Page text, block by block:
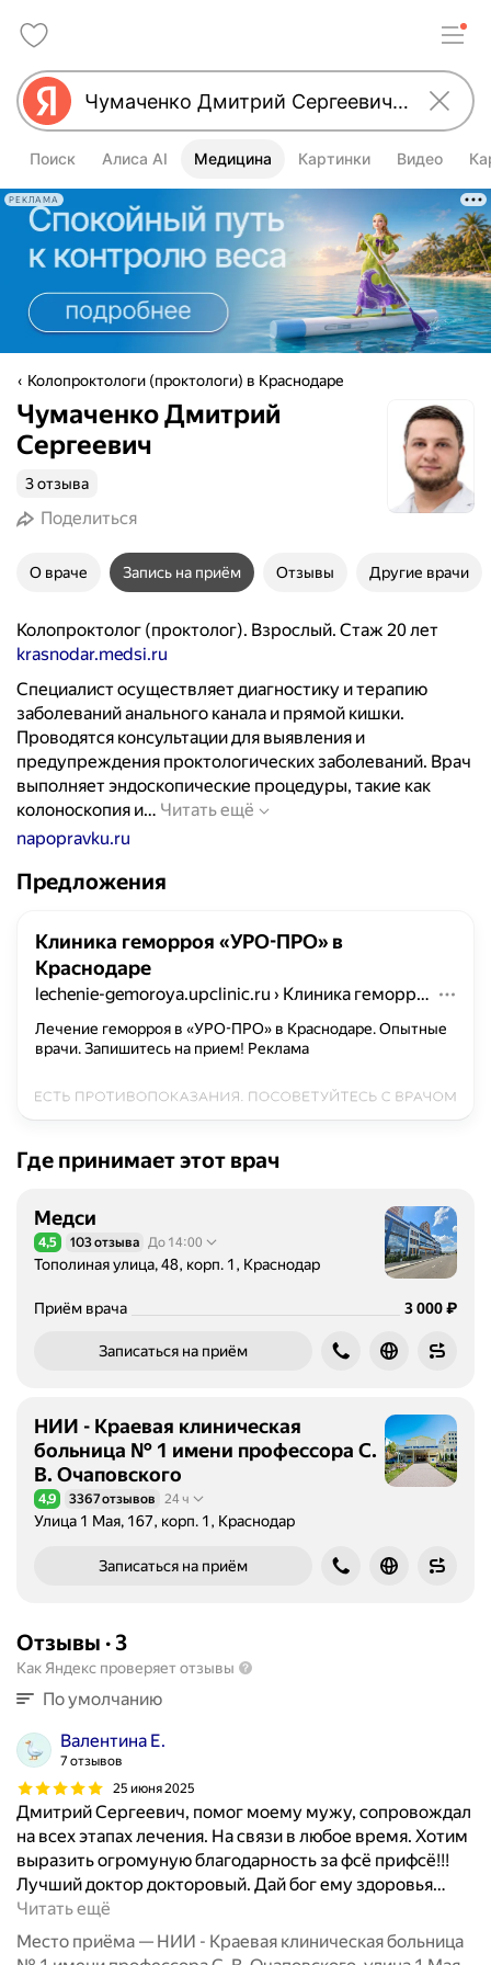
Поиск Алиса AI Медицина Картинки Видео
РЕКЛАМА
Колопроктологи (проктологи) в Краснодаре
Чумаченко Дмитрий
Сергеевич
3 отзыва
Поделиться
О враче Запись на приём Отзывы Другие врачи
Колопроктолог (проктолог). Взрослый. Стаж 20 лет
krasnodar.medsi.ru
Специалист осуществляет диагностику и терапию
заболеваний анального канала и прямой кишки.
Проводятся консультации для выявления и
предупреждения проктологических заболеваний. Врач
выполняет эндоскопические процедуры, такие как
колоноскопия и… Читать ещё
а
л
с
т
о
у
щ
с
я
т
н
о
и
а
б
о
л
в
napopravku.ru
Предложения
Клиника геморроя «УРО-ПРО» в
Краснодаре
lechenie-gemoroya.upclinic.ru › Клиника геморроя «УРО-ПРО» в Краснодаре
Лечение геморроя в «УРО-ПРО» в Краснодаре. Опытные
врачи. Запишитесь на прием! Реклама
Где принимает этот врач
Медси
Рейтинг 4,5 из 5
4,5 103 отзыва До 14:00
Тополиная улица, 48, корп. 1, Краснодар
Приём врача Цена
3000
3 000₽
Записаться на приём
НИИ - Краевая клиническая
больница № 1 имени профессора С.
В. Очаповского
Рейтинг 4,9 из 5
4,9 3367 отзывов 24 ч
Улица 1 Мая, 167, корп. 1, Краснодар
Записаться на приём
Отзывы · 3
Как Яндекс проверяет отзывы
По умолчанию
Валентина Е.
7 отзывов
25 июня 2025
Дмитрий Сергеевич, помог моему мужу, сопровождал
на всех этапах лечения. На связи в любое время. Хотим
выразить огромуную благодарность за фсё прифсё!!!
Лучший доктор докторовый. Дай бог ему здоровья…
Читать ещё
Место приёма — НИИ - Краевая клиническая больница